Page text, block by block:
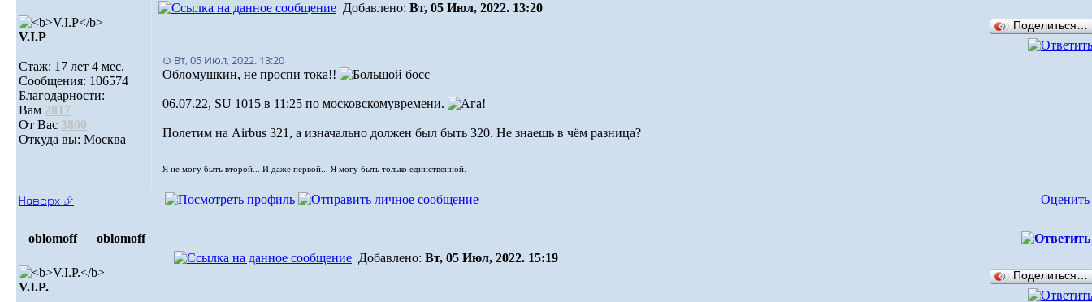
V.I.Р
Стаж: 17 лет 4 мес.
Сообщения: 106574
Благодарности:
Вам 2817
От Вас 3800
Откуда вы: Москва
Добавлено: Вт, 05 Июл, 2022. 13:20
Поделиться…
⊙ Вт, 05 Июл, 2022. 13:20
Обломушкин, не проспи тока!!
06.07.22, SU 1015 в 11:25 по московскомувремени.
Полетим на Airbus 321, а изначально должен был быть 320. Не знаешь в чём разница?
Я не могу быть второй... И даже первой... Я могу быть только единственной.
Наверх ⮵ Оценить
oblomoff oblomoff
V.I.P.
Добавлено: Вт, 05 Июл, 2022. 15:19
Поделиться…